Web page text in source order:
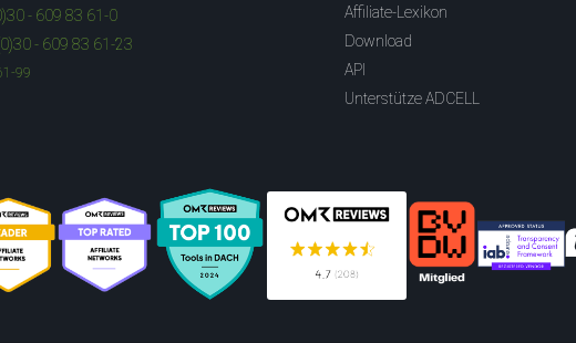
- 609 83 61-0
- 609 83 61-23
99
Affiliate-Lexikon
Download
API
Unterstütze ADCELL